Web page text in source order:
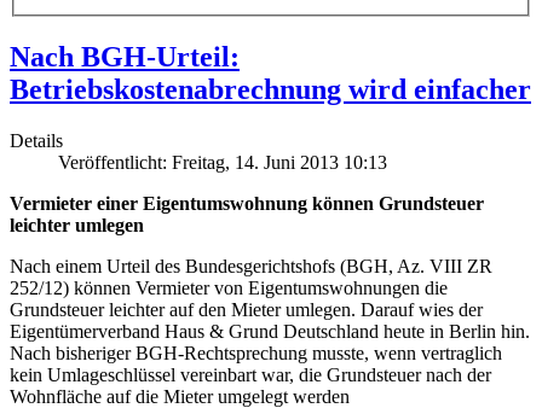
Nach BGH-Urteil:
Betriebskostenabrechnung wird einfacher
Details
Veröffentlicht: Freitag, 14. Juni 2013 10:13
Vermieter einer Eigentumswohnung können Grundsteuer
leichter umlegen
Nach einem Urteil des Bundesgerichtshofs (BGH, Az. VIII ZR
252/12) können Vermieter von Eigentumswohnungen die
Grundsteuer leichter auf den Mieter umlegen. Darauf wies der
Eigentümerverband Haus & Grund Deutschland heute in Berlin hin.
Nach bisheriger BGH-Rechtsprechung musste, wenn vertraglich
kein Umlageschlüssel vereinbart war, die Grundsteuer nach der
Wohnfläche auf die Mieter umgelegt werden